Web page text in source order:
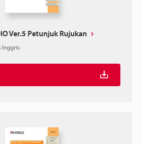
Ver.5 Petunjuk Rujukan
Inggris